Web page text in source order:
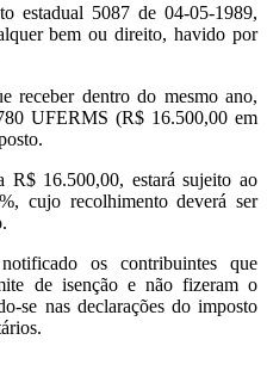
estadual 5087 de 04-05-1989,
bem ou direito, havido por
receber dentro do mesmo ano,
UFERMS (R$ 16.500,00 em
16.500,00, estará sujeito ao
cujo recolhimento deverá ser
os contribuintes que
de isenção e não fizeram o
se nas declarações do imposto